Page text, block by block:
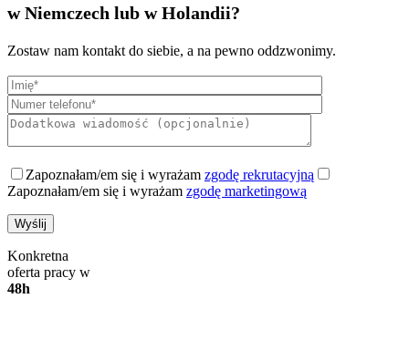
w Niemczech lub w Holandii?
Zostaw nam kontakt do siebie, a na pewno oddzwonimy.
Zapoznałam/em się i wyrażam zgodę rekrutacyjną
Zapoznałam/em się i wyrażam zgodę marketingową
Konkretna
oferta pracy w
48h